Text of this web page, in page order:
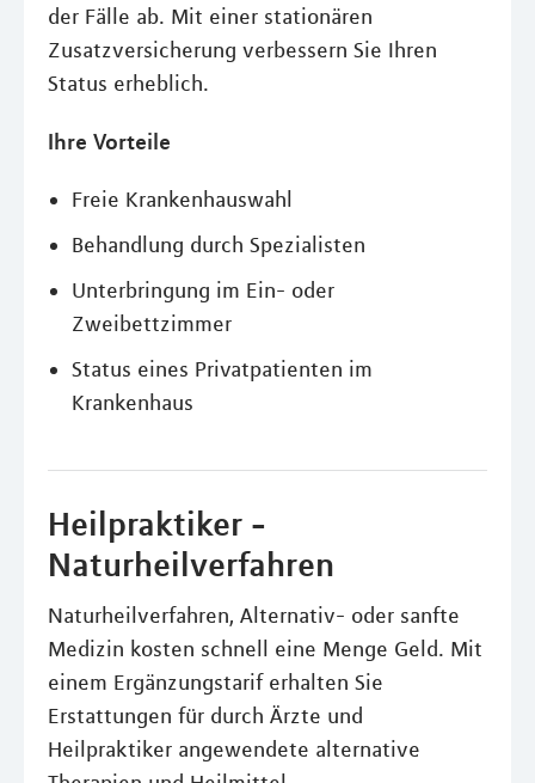
der Fälle ab. Mit einer stationären
Zusatzversicherung verbessern Sie Ihren
Status erheblich.
Ihre Vorteile
Freie Krankenhauswahl
Behandlung durch Spezialisten
Unterbringung im Ein- oder
Zweibettzimmer
Status eines Privatpatienten im
Krankenhaus
Heilpraktiker -
Naturheilverfahren
Naturheilverfahren, Alternativ- oder sanfte
Medizin kosten schnell eine Menge Geld. Mit
einem Ergänzungstarif erhalten Sie
Erstattungen für durch Ärzte und
Heilpraktiker angewendete alternative